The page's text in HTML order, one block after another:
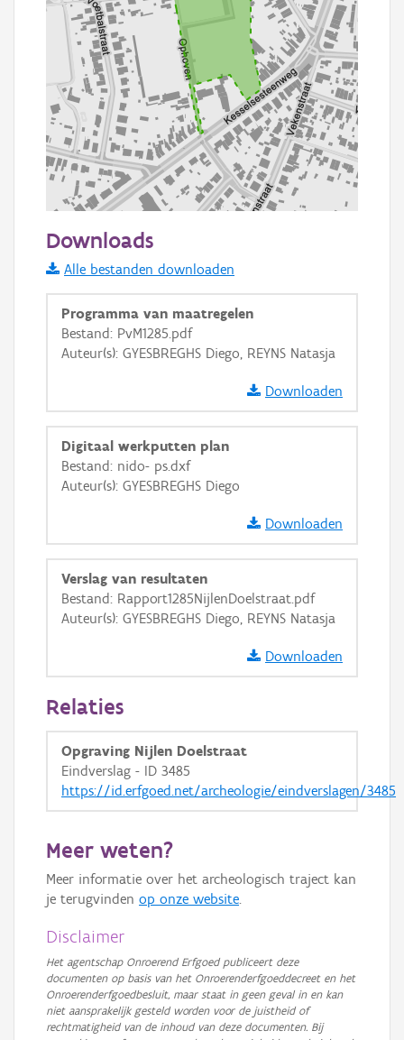
Informatie Vlaanderen
i
+ −
Basis Lagen
Ortho
GRB-Basiskaart
GRB-Basiskaart in grijswaarden
Downloads
Alle bestanden downloaden
Programma van maatregelen
Bestand: PvM1285.pdf
Auteur(s): GYESBREGHS Diego, REYNS Natasja
Downloaden
Digitaal werkputten plan
Bestand: nido- ps.dxf
Auteur(s): GYESBREGHS Diego
Downloaden
Verslag van resultaten
Bestand: Rapport1285NijlenDoelstraat.pdf
Auteur(s): GYESBREGHS Diego, REYNS Natasja
Downloaden
Relaties
Opgraving Nijlen Doelstraat
Eindverslag - ID 3485
https://id.erfgoed.net/archeologie/eindverslagen/3485
Meer weten?
Meer informatie over het archeologisch traject kan
je terugvinden op onze website.
Disclaimer
Het agentschap Onroerend Erfgoed publiceert deze
documenten op basis van het Onroerenderfgoeddecreet en het
Onroerenderfgoedbesluit, maar staat in geen geval in en kan
niet aansprakelijk gesteld worden voor de juistheid of
rechtmatigheid van de inhoud van deze documenten. Bij